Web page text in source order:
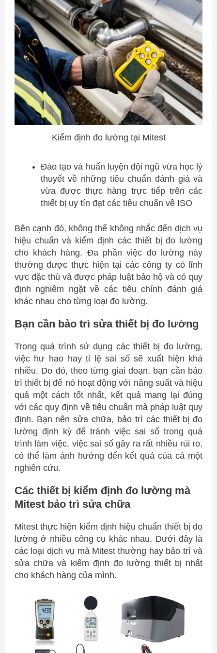
Kiểm định đo lường tại Mitest
Đào tạo và huấn luyện đội ngũ vừa học lý
thuyết về những tiêu chuẩn đánh giá và
vừa được thực hàng trực tiếp trên các
thiết bị uy tín đạt các tiêu chuẩn về ISO
Bên cạnh đó, không thể không nhắc đến dịch vụ
hiệu chuẩn và kiểm định các thiết bị đo lường
cho khách hàng. Đa phần việc đo lường này
thường được thực hiện tại các công ty có lĩnh
vực đặc thù và được pháp luật bảo hộ và có quy
định nghiêm ngặt về các tiêu chính đánh giá
khác nhau cho từng loại đo lường.
Bạn cần bảo trì sửa thiết bị đo lường
Trong quá trình sử dụng các thiết bị đo lường,
việc hư hao hay tỉ lệ sai số sẽ xuất hiện khá
nhiều. Do đó, theo từng giai đoạn, bạn cần bảo
trì thiết bị để nó hoạt động với năng suất và hiệu
quả một cách tốt nhất, kết quả mang lại đúng
với các quy định về tiêu chuẩn mà pháp luật quy
định. Bạn nên sửa chữa, bảo trì các thiết bị đo
lường định kỳ để tránh việc sai số trong quá
trình làm việc, việc sai số gây ra rất nhiều rủi ro,
có thể làm ảnh hưởng đến kết quả của cả một
nghiên cứu.
Các thiết bị kiểm định đo lường mà
Mitest bảo trì sửa chữa
Mitest thực hiện kiểm định hiệu chuẩn thiết bị đo
lường ở nhiều công cụ khác nhau. Dưới đây là
các loại dịch vụ mà Mitest thường hay bảo trì và
sửa chữa và kiểm định đo lường thiết bị nhất
cho khách hàng của mình.